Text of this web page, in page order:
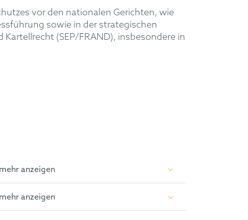
vor den nationalen Gerichten, wie
sowie in der strategischen
(SEP/FRAND), insbesondere in
mehr anzeigen
Staatsexamen (2020)
mehr anzeigen